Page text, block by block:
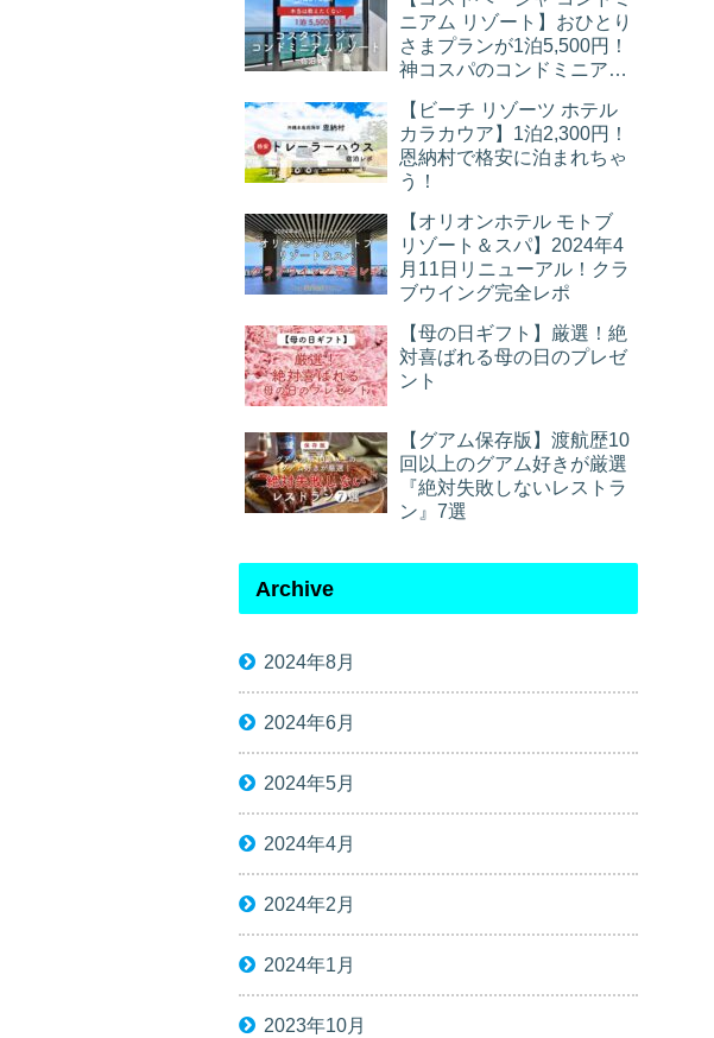
ニアム リゾート】おひとり
さまプランが1泊5,500円！
神コスパのコンドミニアム
【ビーチ リゾーツ ホテル
カラカウア】1泊2,300円！
恩納村で格安に泊まれちゃ
う！
【オリオンホテル モトブ
リゾート＆スパ】2024年4
月11日リニューアル！クラ
ブウイング完全レポ
【母の日ギフト】厳選！絶
対喜ばれる母の日のプレゼ
ント
【グアム保存版】渡航歴10
回以上のグアム好きが厳選
『絶対失敗しないレストラ
ン』7選
Archive
2024年8月
2024年6月
2024年5月
2024年4月
2024年2月
2024年1月
2023年10月